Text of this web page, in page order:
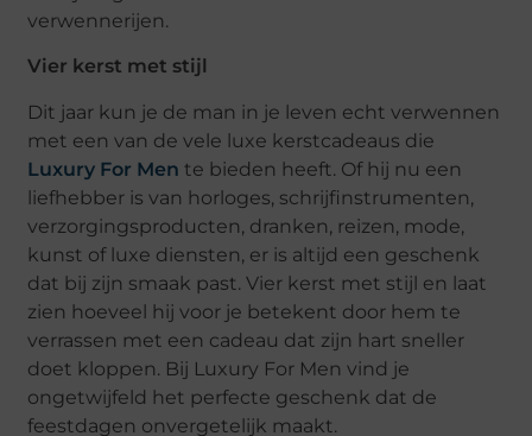
verwennerijen.
Vier kerst met stijl
Dit jaar kun je de man in je leven echt verwennen
met een van de vele luxe kerstcadeaus die
Luxury For Men te bieden heeft. Of hij nu een
liefhebber is van horloges, schrijfinstrumenten,
verzorgingsproducten, dranken, reizen, mode,
kunst of luxe diensten, er is altijd een geschenk
dat bij zijn smaak past. Vier kerst met stijl en laat
zien hoeveel hij voor je betekent door hem te
verrassen met een cadeau dat zijn hart sneller
doet kloppen. Bij Luxury For Men vind je
ongetwijfeld het perfecte geschenk dat de
feestdagen onvergetelijk maakt.